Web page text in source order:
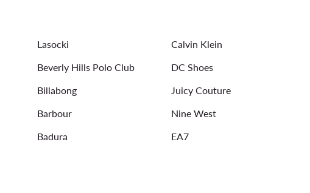
Lasocki
Calvin Klein
Beverly Hills Polo Club
DC Shoes
Billabong
Juicy Couture
Barbour
Nine West
Badura
EA7